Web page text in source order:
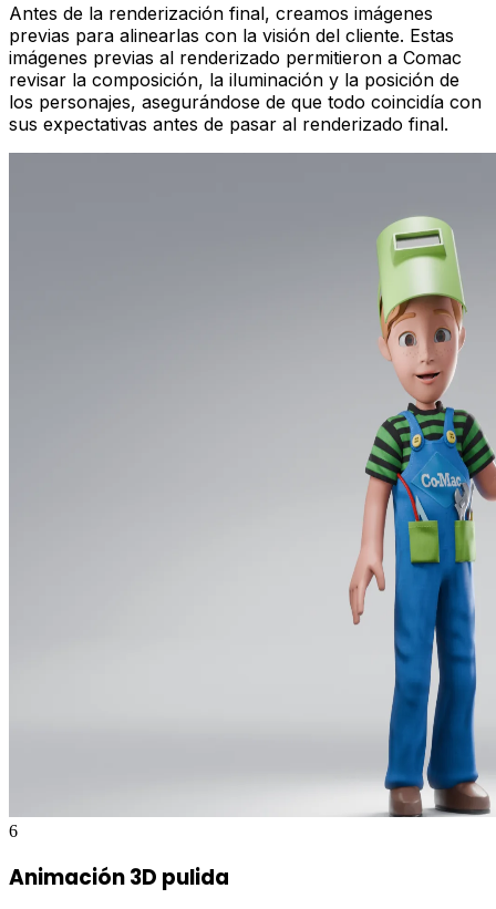
Antes de la renderización final, creamos imágenes
previas para alinearlas con la visión del cliente. Estas
imágenes previas al renderizado permitieron a Comac
revisar la composición, la iluminación y la posición de
los personajes, asegurándose de que todo coincidía con
sus expectativas antes de pasar al renderizado final.
6
Animación 3D pulida